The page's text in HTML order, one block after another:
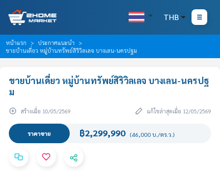
THB
หน้าแรก
ประกาศแนะนำ
ขายบ้านเดี่ยว หมู่บ้านทรัพย์สิริวิลเลจ บางเลน-นครปฐม
ขายบ้านเดี่ยว หมู่บ้านทรัพย์สิริวิลเลจ บางเลน-นครปฐ
ม
สร้างเมื่อ 10/05/2569 แก้ไขล่าสุดเมื่อ 12/05/2569
ราคาขาย ฿2,299,990 (46,000 บ./ตร.ว.)